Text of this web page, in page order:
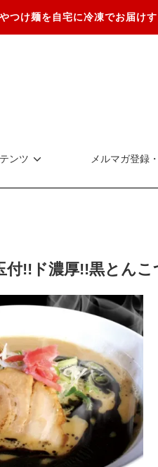
け麺を自宅に冷凍でお届けす
ンツ メルマガ登録
付!!ド濃厚!!黒とん